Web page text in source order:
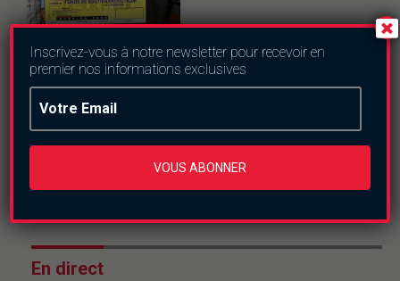
Actualités Societe
Burkina : Smarty
offre 2,5 millions F
En direct
Inscrivez-vous à notre newsletter pour recevoir en
premier nos informations exclusives
VOUS ABONNER